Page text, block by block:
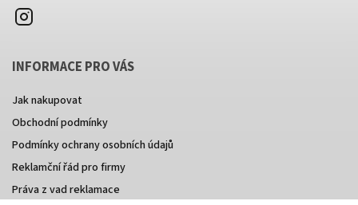
INFORMACE PRO VÁS
Jak nakupovat
Obchodní podmínky
Podmínky ochrany osobních údajů
Reklamční řád pro firmy
Práva z vad reklamace